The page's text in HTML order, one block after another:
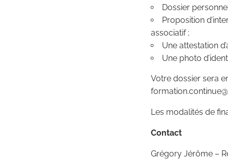
Dossier
Proposition
associatif ;
Une attestation
Une photo
Votre dossier sera
Les modalités de
Contact
Grégory Jérôme –